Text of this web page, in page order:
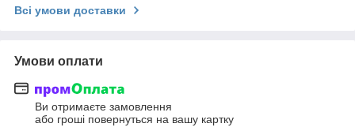
Всі умови доставки
Умови оплати
Ви отримаєте замовлення
або гроші повернуться на вашу картку